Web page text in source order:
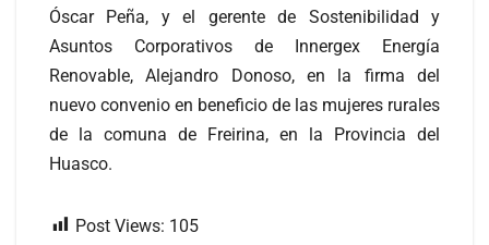
Óscar Peña, y el gerente de Sostenibilidad y
Asuntos Corporativos de Innergex Energía
Renovable, Alejandro Donoso, en la firma del
nuevo convenio en beneficio de las mujeres rurales
de la comuna de Freirina, en la Provincia del
Huasco.
Post Views: 105